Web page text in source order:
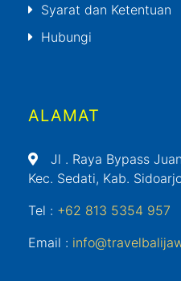
Syarat dan Ketentuan
Hubungi
ALAMAT
Jl . Raya Bypass
Kec. Sedati, Kab.
Tel : +62 813 5354 957
Email :